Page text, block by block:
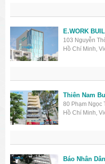
E.WORK
103 Nguyễn
Hồ Chí Minh,
Thiên Nam
80 Phạm Ngọc
Hồ Chí Minh,
Báo Nhân